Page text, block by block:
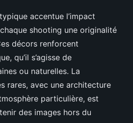
accentue l’impact
shooting une originalité
décors renforcent
qu’il s’agisse de
ou naturelles. La
rares, avec une architecture
particulière, est
des images hors du